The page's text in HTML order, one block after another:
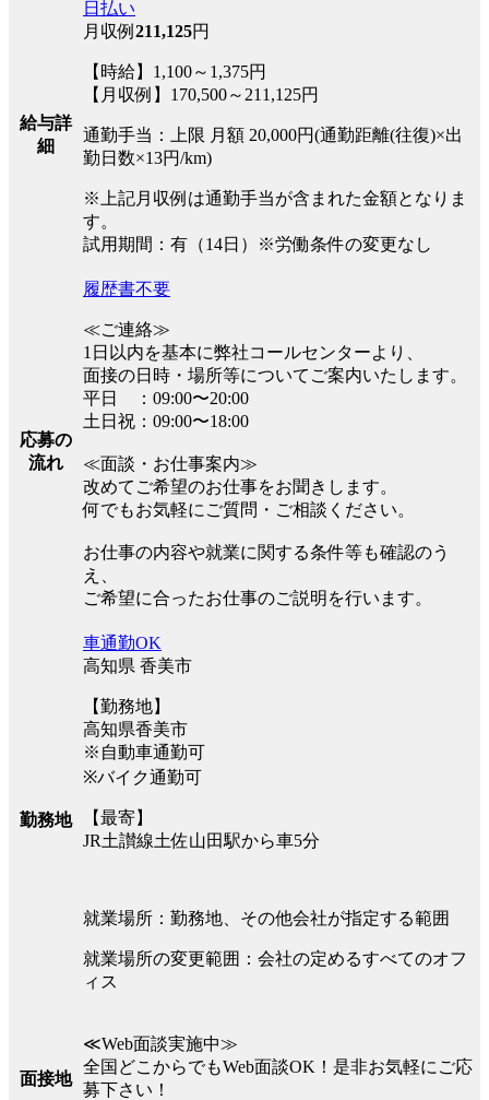
給与詳
細
日払い
月収例 211,125円
【時給】1,100～1,375円
【月収例】170,500～211,125円
通勤手当：上限 月額 20,000円(通勤距離(往復)×出
勤日数×13円/km)
※上記月収例は通勤手当が含まれた金額となりま
す。
試用期間：有（14日）※労働条件の変更なし
応募の
流れ
履歴書不要
≪ご連絡≫
1日以内を基本に弊社コールセンターより、
面接の日時・場所等についてご案内いたします。
平日 ：09:00〜20:00
土日祝：09:00〜18:00
≪面談・お仕事案内≫
改めてご希望のお仕事をお聞きします。
何でもお気軽にご質問・ご相談ください。
お仕事の内容や就業に関する条件等も確認のう
え、
ご希望に合ったお仕事のご説明を行います。
勤務地
車通勤OK
高知県 香美市
【勤務地】
高知県香美市
※自動車通勤可
※バイク通勤可
【最寄】
JR土讃線土佐山田駅から車5分
就業場所：勤務地、その他会社が指定する範囲
就業場所の変更範囲：会社の定めるすべてのオフ
ィス
面接地
≪Web面談実施中≫
全国どこからでもWeb面談OK！是非お気軽にご応
募下さい！